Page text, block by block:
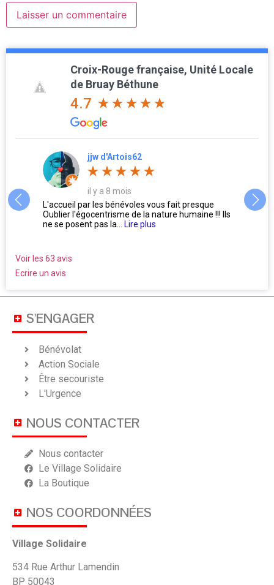
Croix-Rouge française, Unité Locale
de Bruay Béthune
4.7
jjw d'Artois62
il y a 8 mois
L'accueil par les bénévoles vous fait presque
Oublier l'égocentrisme de la nature humaine !!! Ils
ne se posent pas la...
Lire plus
Très
Voir les 63 avis
Ecrire un avis
S'ENGAGER
Bénévolat
Action Sociale
Être secouriste
L'Urgence
NOUS CONTACTER
Nous contacter
Le Village Solidaire
La Boutique
NOS COORDONNÉES
Village Solidaire
534 Rue Arthur Lamendin
BP 50043